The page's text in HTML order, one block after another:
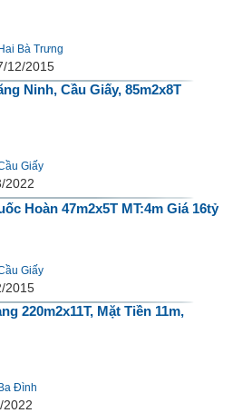
Bà Trưng
12/2015
Ninh, Cầu Giấy, 85m2x8T
Giấy
2022
Hoàn 47m2x5T MT:4m Giá 16tỷ
Giấy
2015
220m2x11T, Mặt Tiền 11m,
Đình
2022